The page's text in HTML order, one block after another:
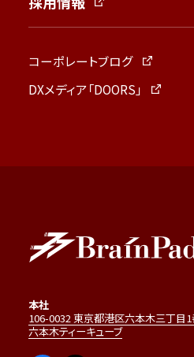
コーポレートブログ
DXメディア「DOORS」
本社
106-0032 東京都港区六本木三丁目
六本木ティーキューブ